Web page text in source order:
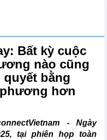
Bất kỳ cuộc
nào cũng
bằng
hơn
- Ngày
tại phiên họp toàn